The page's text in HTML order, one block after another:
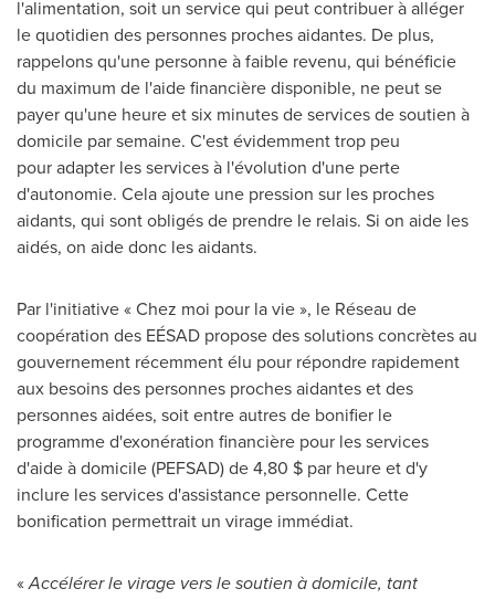
l'alimentation, soit un service qui peut contribuer à alléger
le quotidien des personnes proches aidantes. De plus,
rappelons qu'une personne à faible revenu, qui bénéficie
du maximum de l'aide financière disponible, ne peut se
payer qu'une heure et six minutes de services de soutien à
domicile par semaine. C'est évidemment trop peu
pour adapter les services à l'évolution d'une perte
d'autonomie. Cela ajoute une pression sur les proches
aidants, qui sont obligés de prendre le relais. Si on aide les
aidés, on aide donc les aidants.
Par l'initiative « Chez moi pour la vie », le Réseau de
coopération des EÉSAD propose des solutions concrètes au
gouvernement récemment élu pour répondre rapidement
aux besoins des personnes proches aidantes et des
personnes aidées, soit entre autres de bonifier le
programme d'exonération financière pour les services
d'aide à domicile (PEFSAD) de 4,80 $ par heure et d'y
inclure les services d'assistance personnelle. Cette
bonification permettrait un virage immédiat.
«Accélérer le virage vers le soutien à domicile, tant